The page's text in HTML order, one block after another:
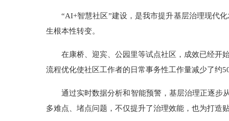
“AI+智慧社区”建设，是我市提升基层治理现代
生根本性转变。
在康桥、迎宾、公园里等试点社区，成效已经开
流程优化使社区工作者的日常事务性工作量减少了约
通过实时数据分析和智能预警，基层治理正逐步
多难点、堵点问题，不仅提升了治理效能，也为打造